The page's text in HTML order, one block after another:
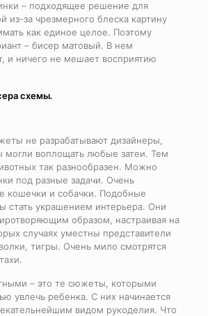
– подходящее решение для
из-за чрезмерного блеска картину
как единое целое. Поэтому
– бисер матовый. В нем
и ничего не мешает восприятию
схемы.
не разрабатывают дизайнеры,
могли воплощать любые затеи. Тем
так разнообразен. Можно
под разные задачи. Очень
кошечки и собачки. Подобные
стать украшением интерьера. Они
образом, настраивая на
случаях уместны представители
тигры. Очень мило смотрятся
– это те сюжеты, которыми
увлечь ребенка. С них начинается
видом рукоделия. Что